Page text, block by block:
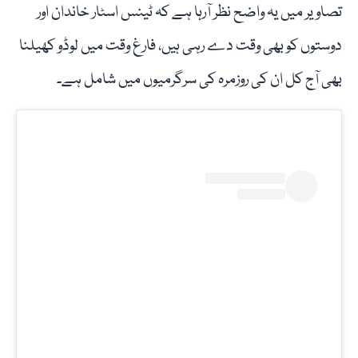
تصاویر میں یہ واضح نظر آرہا ہے کہ ٹینس اسٹار خاندان اور
دوستوں کو بھی وقت دے رہی ہیں، فارغ وقت میں لوڈو کھیلنا
بھی آج کل ان کی روزمرہ کی سرگرمیوں میں شامل ہے۔